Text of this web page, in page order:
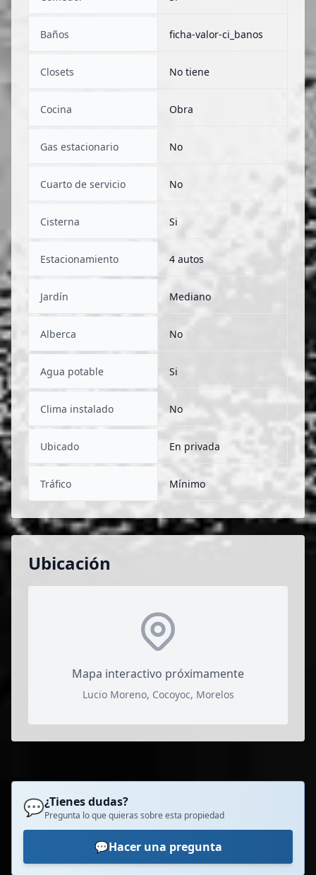
Baños ficha-valor-ci_banos
Closets No tiene
Cocina Obra
Gas estacionario No
Cuarto de servicio No
Cisterna Si
Estacionamiento 4 autos
Jardín Mediano
Alberca No
Agua potable Si
Clima instalado No
Ubicado En privada
Tráfico Mínimo
Ubicación
Mapa interactivo próximamente
Lucio Moreno, Cocoyoc, Morelos
💬¿Tienes dudas?
Pregunta lo que quieras sobre esta propiedad
💬Hacer una pregunta